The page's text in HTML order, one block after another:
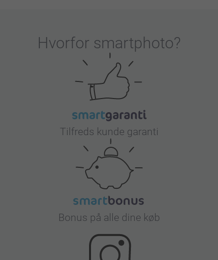
Hvorfor smartphoto?
Tilfreds kunde garanti
Bonus på alle dine køb